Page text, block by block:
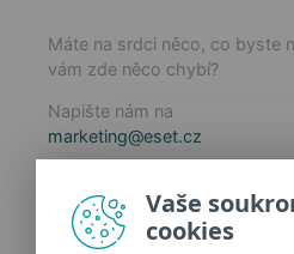
Máte na srdci něco, co byste
vám zde něco chybí?
Napište nám na
marketing@eset.cz
Zásady ochrany osobních
Spravovat cookies
Vaše
cookies